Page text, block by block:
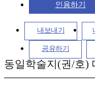
인용하기
내보내기
공유하기
동일학술지(권/호)